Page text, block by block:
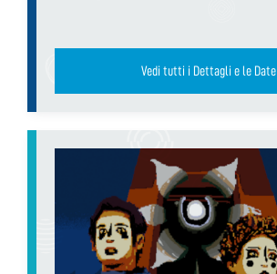
Vedi tutti i Dettagli e le Date